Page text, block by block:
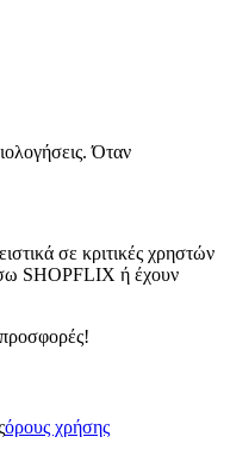
Όταν
σε κριτικές χρηστών
SHOPFLIX ή έχουν
όρους χρήσης